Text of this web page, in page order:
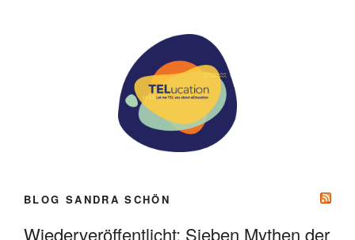
BLOG SANDRA SCHÖN
Wiederveröffentlicht: Sieben Mythen der